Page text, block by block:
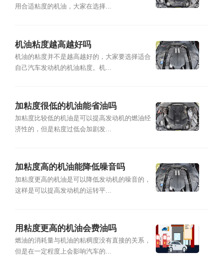
用合适粘度的机油，大家在选择...
机油粘度越高越好吗
机油的粘度并不是越高越好的，大家要选择适合
自己汽车发动机的机油粘度。机...
加粘度很低的机油能省油吗
加粘度比较低的机油是可以提高发动机的燃油经
济性的，但是粘度过低会加剧发...
加粘度高的机油能降低噪音吗
加粘度更高的机油是可以降低发动机的噪音的，
这样是可以提高发动机的运转平...
用粘度更高的机油会费油吗
燃油的消耗量与机油的粘稠度没有直接的关系，
但是在一定程度上会影响汽车的...